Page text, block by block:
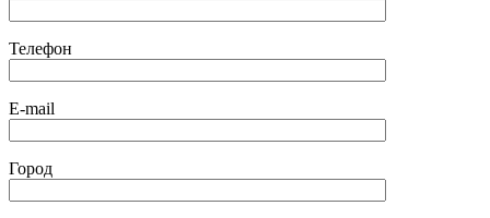
Телефон
E-mail
Город